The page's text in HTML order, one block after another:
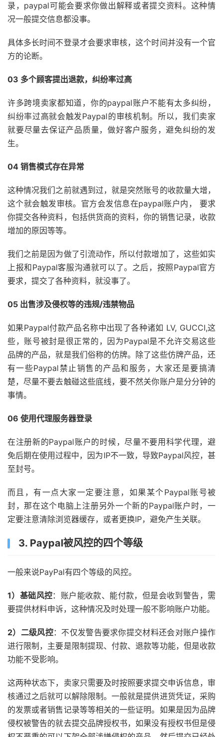
录，paypal可能会要求你做出解释或者提交资料。这种情
况一般提交信息都没事。
具体多长时间不登录才会要求审核，这个时间并没有一个官
方的论断。
03 多个顾客提出退款，纠纷率过高
许多跨境卖家都知道，你的paypal账户不能有太多纠纷，
纠纷率过高就会触发Paypal的审核机制。所以，我们卖家
就要尽量去保证产品质量，做好客户服务，避免纠纷的发
生。
04 销售模式存在异常
这种情况我们之前就遇到过，就是突然账号的收款量大增，
这个就会触发审核。官方会发信息在paypal账户内， 要求
你提交各种资料，包括供货商的资料，你的销售记录，收款
增加的原因等等。
我们之前是因为做了引流动作，所以付款增加了，这些如实
上报和Paypal客服沟通就可以了。之后，按照Paypal官方
要求，提交了各种资料，就没事了。
05 出售涉及侵权等的违规/违禁物品
如果Paypal付款产品名称中出现了各种诸如 LV, GUCCI,这
些，账号被封是很正常的，因为Paypal是不允许交易这些
品牌的产品，就是我们俗称的仿牌。除了这些仿牌产品，还
有一些Paypal禁止销售的产品和服务，大家还是要搞清
楚，尽量不要去触碰这些底线，要不然关你账户是分分钟的
事情。
06 使用代理服务器登录
在注册新的Paypal账户的时候，尽量不要用科学代理，避
免后期在使用过程中，因为IP不一致，导致Paypal风控，甚
至封号。
而且，有一点大家一定要注意，如果某个Paypal账号被
封，那在这个电脑上注册另外一个新的Paypal账户时，一
定要注意清除浏览器缓存，或者更换IP，避免产生关联。
3. Paypal被风控的四个等级
一般来说PayPal有四个等级的风控。
1）基础风控：账户能收款、能付款，但是会收到警告，需
要提供材料申诉，这种情况及时处理一般不影响账户功能。
2）二级风控：不仅发警告要求你提交材料还会对账户操作
进行限制，主要是限制提现、付款、退款等功能，但是收款
功能不受影响。
这两种状态下，卖家只需要及时按照要求提交申诉信息，审
核通过之后就可以解除限制。一般就是提供进货凭证，采购
的发票或者销售记录等等相关的一些证明。如果是因为品牌
侵权被警告的就去提交品牌授权书，如果没有授权书但是侵